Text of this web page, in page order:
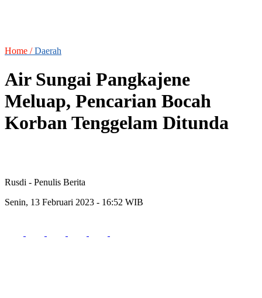
Home /Daerah
Air Sungai Pangkajene
Meluap, Pencarian Bocah
Korban Tenggelam Ditunda
Rusdi - Penulis Berita
Senin, 13 Februari 2023 - 16:52 WIB